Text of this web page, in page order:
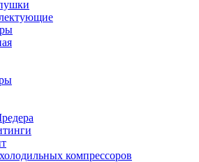
компрессоров